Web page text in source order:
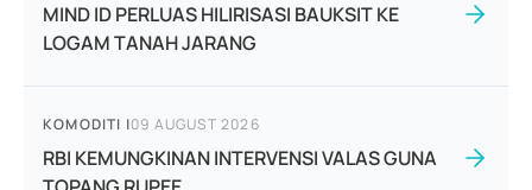
MIND ID PERLUAS HILIRISASI BAUKSIT KE
LOGAM TANAH JARANG
KOMODITI |09 AUGUST 2026
RBI KEMUNGKINAN INTERVENSI VALAS GUNA